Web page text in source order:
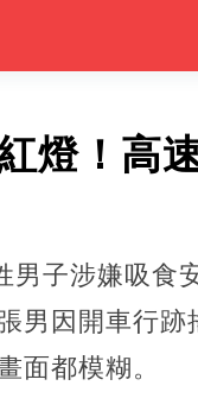
燈！高
子涉嫌吸食
男因開車行
面都模糊。